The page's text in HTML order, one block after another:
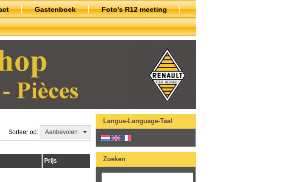
Gastenboek Foto's R12 meeting
Sorteer op: Aanbevolen
Prijs
Langue-Language-Taal
Zoeken